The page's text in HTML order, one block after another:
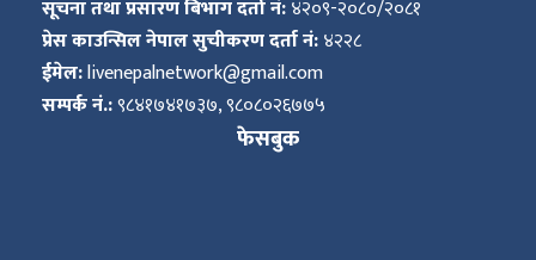
सूचना तथा प्रसारण बिभाग दर्ता नं:४२०९-२०८०/२०८१
प्रेस काउन्सिल नेपाल सुचीकरण दर्ता नं:४२२८
ईमेल:livenepalnetwork@gmail.com
सम्पर्क नं.:९८४१७४१७३७, ९८०८०२६७७५
फेसबुक